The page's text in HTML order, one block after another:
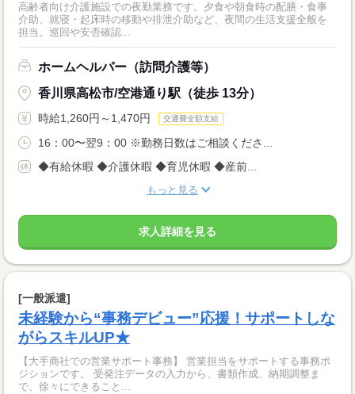
高齢者向け介護施設での夜勤業務です。夕食や朝食時の配膳・食事
介助、就寝・起床時の移動や排泄介助など、夜間の生活支援全般を
担当。巡回や安否確認...
ホームヘルパー（訪問介護等）
香川県高松市/空港通り駅（徒歩 13分）
時給1,260円～1,470円 交通費全額支給
16：00〜翌9：00 ※勤務日数はご相談くださ...
◆有給休暇 ◆介護休暇 ◆育児休暇 ◆産前...
もっと見る
求人詳細を見る
[一般派遣]
未経験から“事務デビュー”応援！サポートしな
がらスキルUP★
【大手商社での営業サポート事務】 営業担当をサポートする事務ポ
ジションです。 受発注データの入力から、書類作成、納期調整ま
で、徐々にできること...